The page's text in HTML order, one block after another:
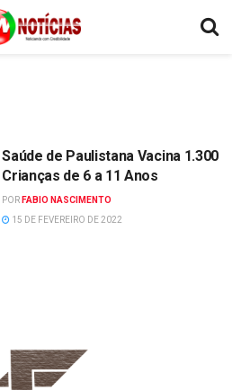
Saúde de Paulistana Vacina 1.300
Crianças de 6 a 11 Anos
POR FABIO NASCIMENTO
15 DE FEVEREIRO DE 2022